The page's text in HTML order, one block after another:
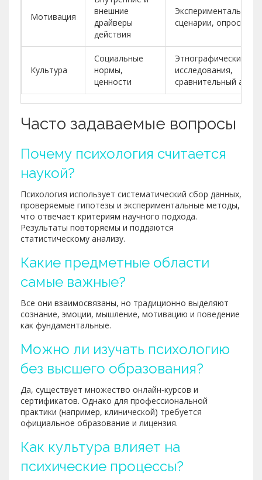
Мотивация
внешние
драйверы
действия
Экспериментальные
сценарии, опросники
Культура
Социальные
нормы,
ценности
Этнографические
исследования,
сравнительный
Часто задаваемые вопросы
Почему психология считается
наукой?
Психология использует систематический сбор данных,
проверяемые гипотезы и экспериментальные методы,
что отвечает критериям научного подхода.
Результаты повторяемы и поддаются
статистическому анализу.
Какие предметные области
самые важные?
Все они взаимосвязаны, но традиционно выделяют
сознание, эмоции, мышление, мотивацию и поведение
как фундаментальные.
Можно ли изучать психологию
без высшего образования?
Да, существует множество онлайн‑курсов и
сертификатов. Однако для профессиональной
практики (например, клинической) требуется
официальное образование и лицензия.
Как культура влияет на
психические процессы?